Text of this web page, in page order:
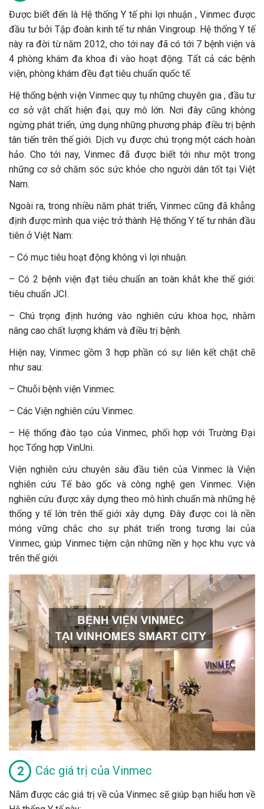
Được biết đến là Hệ thống Y tế phi lợi nhuận , Vinmec được
đầu tư bởi Tập đoàn kinh tế tư nhân Vingroup. Hệ thống Y tế
này ra đời từ năm 2012, cho tới nay đã có tới 7 bệnh viện và
4 phòng khám đa khoa đi vào hoạt động. Tất cả các bệnh
viện, phòng khám đều đạt tiêu chuẩn quốc tế.
Hệ thống bệnh viện Vinmec quy tụ những chuyên gia , đầu tư
cơ sở vật chất hiện đại, quy mô lớn. Nơi đây cũng không
ngừng phát triển, ứng dụng những phương pháp điều trị bệnh
tân tiến trên thế giới. Dịch vụ được chú trọng một cách hoàn
hảo. Cho tới nay, Vinmec đã được biết tới như một trong
những cơ sở chăm sóc sức khỏe cho người dân tốt tại Việt
Nam.
Ngoài ra, trong nhiều năm phát triển, Vinmec cũng đã khẳng
định được mình qua việc trở thành Hệ thống Y tế tư nhân đầu
tiên ở Việt Nam:
– Có mục tiêu hoạt động không vì lợi nhuận.
– Có 2 bệnh viện đạt tiêu chuẩn an toàn khắt khe thế giới:
tiêu chuẩn JCI.
– Chú trọng định hướng vào nghiên cứu khoa học, nhằm
nâng cao chất lượng khám và điều trị bệnh.
Hiện nay, Vinmec gồm 3 hợp phần có sự liên kết chặt chẽ
như sau:
– Chuỗi bệnh viện Vinmec.
– Các Viện nghiên cứu Vinmec.
– Hệ thống đào tạo của Vinmec, phối hợp với Trường Đại
học Tổng hợp VinUni.
Viện nghiên cứu chuyên sâu đầu tiên của Vinmec là Viện
nghiên cứu Tế bào gốc và công nghệ gen Vinmec. Viện
nghiên cứu được xây dựng theo mô hình chuẩn mà những hệ
thống y tế lớn trên thế giới xây dựng. Đây được coi là nền
móng vững chắc cho sự phát triển trong tương lai của
Vinmec, giúp Vinmec tiệm cận những nền y học khu vực và
trên thế giới.
Các giá trị của Vinmec
Nắm được các giá trị về của Vinmec sẽ giúp bạn hiểu hơn về